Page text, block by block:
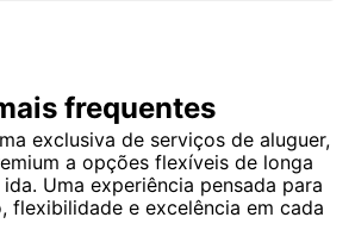
frequentes
exclusiva de serviços de aluguer,
a opções flexíveis de longa
Uma experiência pensada para
flexibilidade e excelência em cada